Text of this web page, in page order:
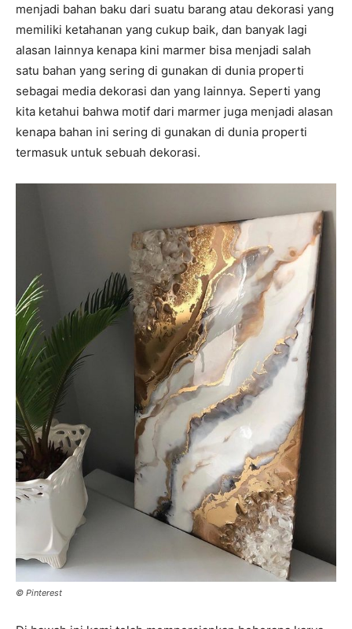
menjadi bahan baku dari suatu barang atau dekorasi yang
memiliki ketahanan yang cukup baik, dan banyak lagi
alasan lainnya kenapa kini marmer bisa menjadi salah
satu bahan yang sering di gunakan di dunia properti
sebagai media dekorasi dan yang lainnya. Seperti yang
kita ketahui bahwa motif dari marmer juga menjadi alasan
kenapa bahan ini sering di gunakan di dunia properti
termasuk untuk sebuah dekorasi.
© Pinterest